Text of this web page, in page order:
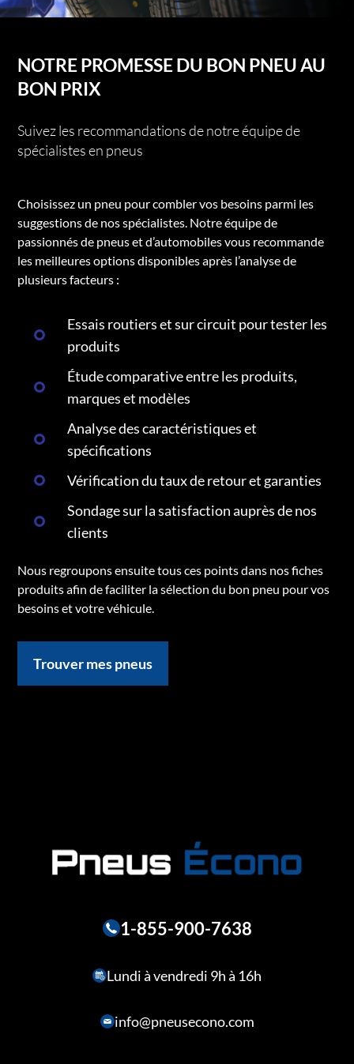
NOTRE PROMESSE DU BON PNEU AU
BON PRIX
Suivez les recommandations de notre équipe de
spécialistes en pneus
Choisissez un pneu pour combler vos besoins parmi les
suggestions de nos spécialistes. Notre équipe de
passionnés de pneus et d’automobiles vous recommande
les meilleures options disponibles après l’analyse de
plusieurs facteurs :
Essais routiers et sur circuit pour tester les
produits
Étude comparative entre les produits,
marques et modèles
Analyse des caractéristiques et
spécifications
Vérification du taux de retour et garanties
Sondage sur la satisfaction auprès de nos
clients
Nous regroupons ensuite tous ces points dans nos fiches
produits afin de faciliter la sélection du bon pneu pour vos
besoins et votre véhicule.
Trouver mes pneus
1-855-900-7638
Lundi à vendredi 9h à 16h
info@pneusecono.com